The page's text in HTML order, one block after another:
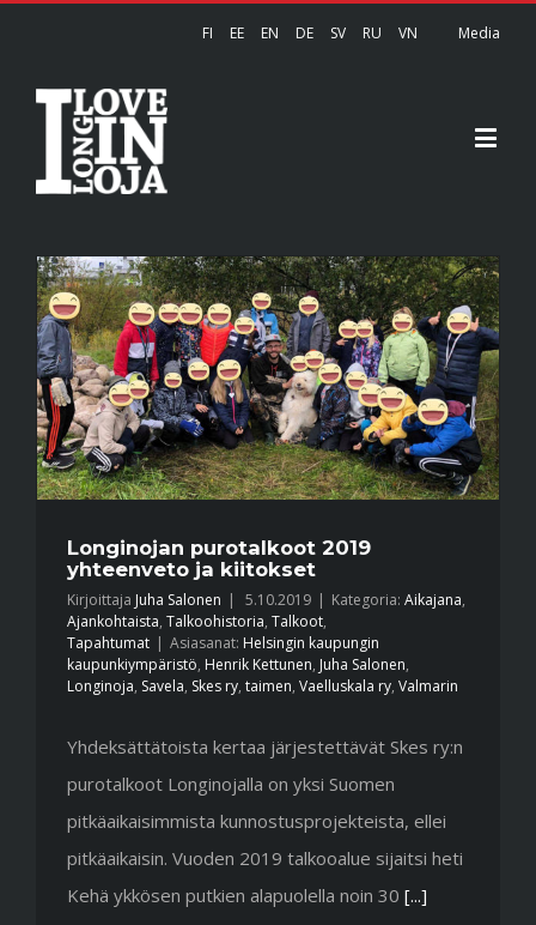
FI EE EN DE SV RU VN Media
Longinojan purotalkoot 2019
yhteenveto ja kiitokset
Kirjoittaja Juha Salonen | 5.10.2019 | Kategoria: Aikajana,
Ajankohtaista, Talkoohistoria, Talkoot,
Tapahtumat | Asiasanat: Helsingin kaupungin
kaupunkiympäristö, Henrik Kettunen, Juha Salonen,
Longinoja, Savela, Skes ry, taimen, Vaelluskala ry, Valmarin
Yhdeksättätoista kertaa järjestettävät Skes ry:n
purotalkoot Longinojalla on yksi Suomen
pitkäaikaisimmista kunnostusprojekteista, ellei
pitkäaikaisin. Vuoden 2019 talkooalue sijaitsi heti
Kehä ykkösen putkien alapuolella noin 30 [...]